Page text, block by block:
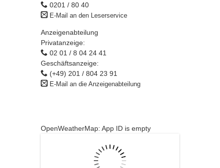
0201 / 80 40
E-Mail an den Leserservice
Anzeigenabteilung
Privatanzeige:
02 01 / 8 04 24 41
Geschäftsanzeige:
(+49) 201 / 804 23 91
E-Mail an die Anzeigenabteilung
OpenWeatherMap: App ID is empty